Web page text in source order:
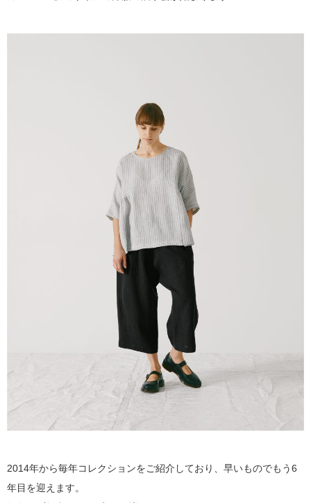
2014年から毎年コレクションをご紹介しており、早いものでもう6
年目を迎えます。